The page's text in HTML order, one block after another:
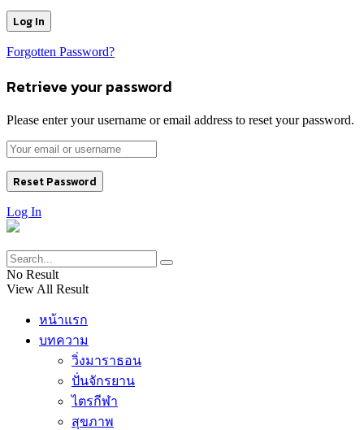
Forgotten Password?
Retrieve your password
Please enter your username or email address to reset your password.
Log In
No Result
View All Result
หน้าแรก
บทความ
วิ่งมาราธอน
ปั่นจักรยาน
ไตรกีฬา
สุขภาพ